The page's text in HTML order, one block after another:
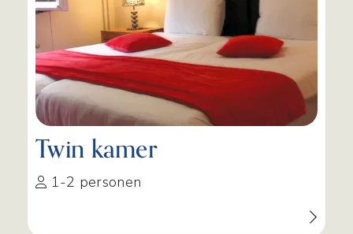
Twin kamer
1-2 personen